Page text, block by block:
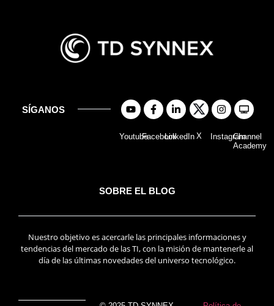
SÍGANOS
YoutubeFacebookLinkedIn X InstagramChannel
Academy
SOBRE EL BLOG
Nuestro objetivo es acercarle las principales informaciones y
tendencias del mercado de las TI, con la misión de mantenerle al
día de las últimas novedades del universo tecnológico.